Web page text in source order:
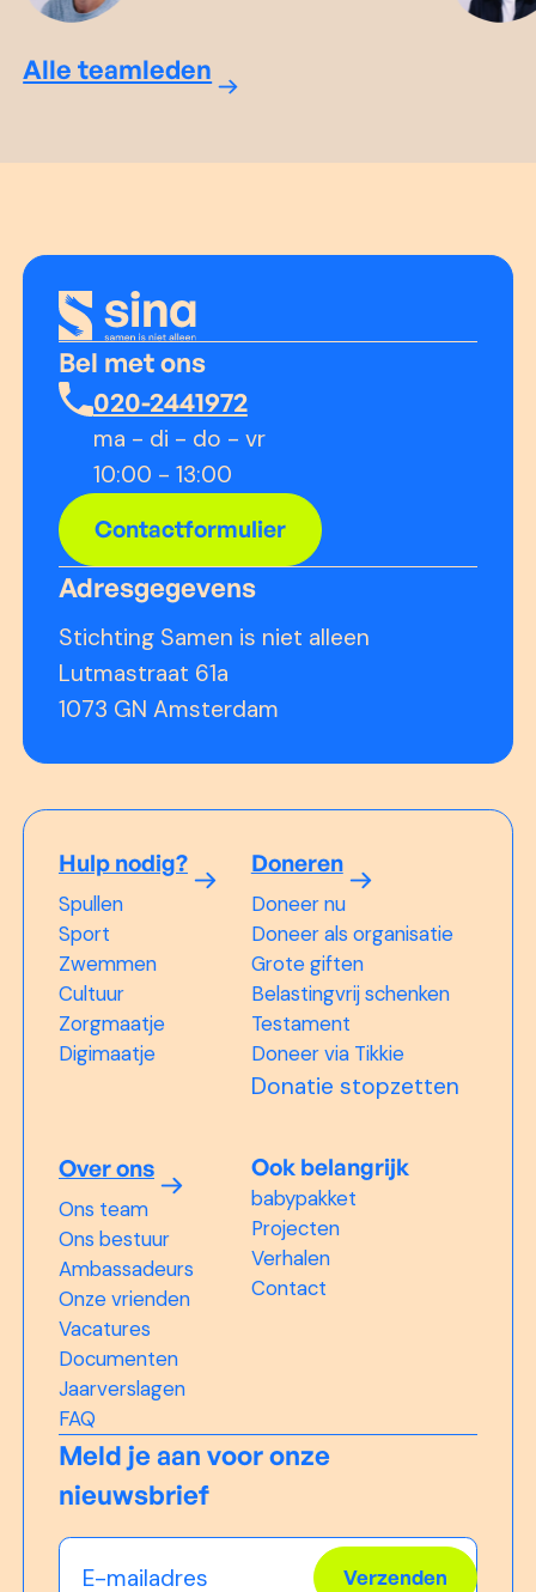
Alle teamleden
Bel met ons
020-2441972
ma - di - do - vr
10:00 - 13:00
Contactformulier
Adresgegevens
Stichting Samen is niet alleen
Lutmastraat 61a
1073 GN Amsterdam
Hulp nodig?
Spullen
Sport
Zwemmen
Cultuur
Zorgmaatje
Digimaatje
Doneren
Doneer nu
Doneer als organisatie
Grote giften
Belastingvrij schenken
Testament
Doneer via Tikkie
Donatie stopzetten
Over ons
Ons team
Ons bestuur
Ambassadeurs
Onze vrienden
Vacatures
Documenten
Jaarverslagen
FAQ
Ook belangrijk
babypakket
Projecten
Verhalen
Contact
Meld je aan voor onze
nieuwsbrief